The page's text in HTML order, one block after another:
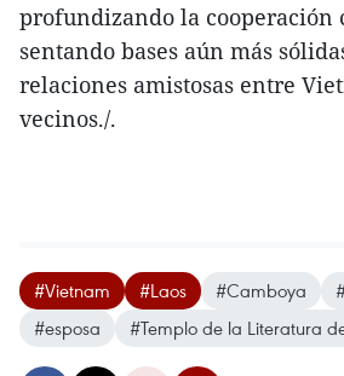
profundizando la cooperación
sentando bases aún más
relaciones amistosas entre
vecinos./.
#Vietnam #Laos #Camboya
#esposa
#Templo de la Literatura